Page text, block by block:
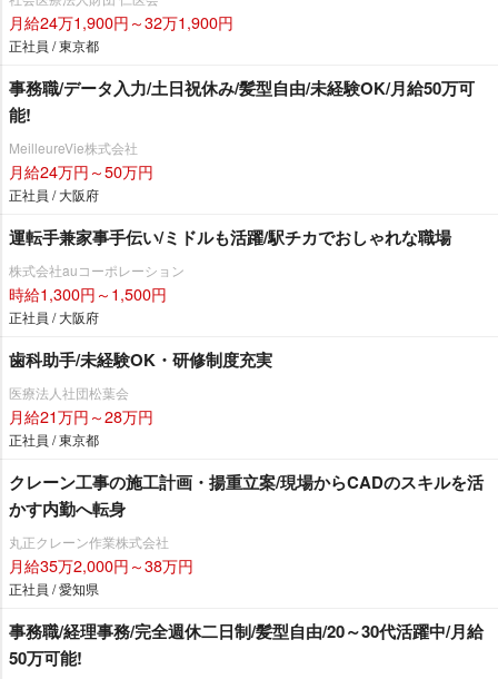
月給24万1,900円～32万1,900円
正社員 / 東京都
事務職/データ入力/土日祝休み/髪型自由/未経験OK/月給50万可
能!
MeilleureVie株式会社
月給24万円～50万円
正社員 / 大阪府
運転手兼家事手伝い/ミドルも活躍/駅チカでおしゃれな職場
株式会社auコーポレーション
時給1,300円～1,500円
正社員 / 大阪府
歯科助手/未経験OK・研修制度充実
医療法人社団松葉会
月給21万円～28万円
正社員 / 東京都
クレーン工事の施工計画・揚重立案/現場からCADのスキルを活
かす内勤へ転身
丸正クレーン作業株式会社
月給35万2,000円～38万円
正社員 / 愛知県
事務職/経理事務/完全週休二日制/髪型自由/20～30代活躍中/月給
50万可能!